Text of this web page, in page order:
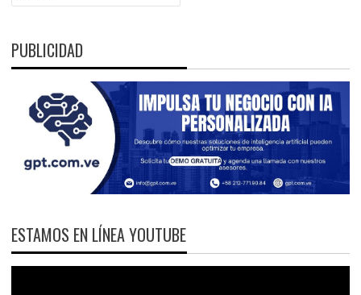
PUBLICIDAD
ESTAMOS EN LÍNEA YOUTUBE